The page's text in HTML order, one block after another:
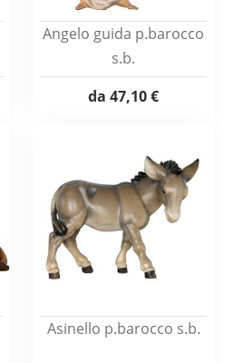
Angelo guida p.barocco
s.b.
da 47,10 €
Asinello p.barocco s.b.